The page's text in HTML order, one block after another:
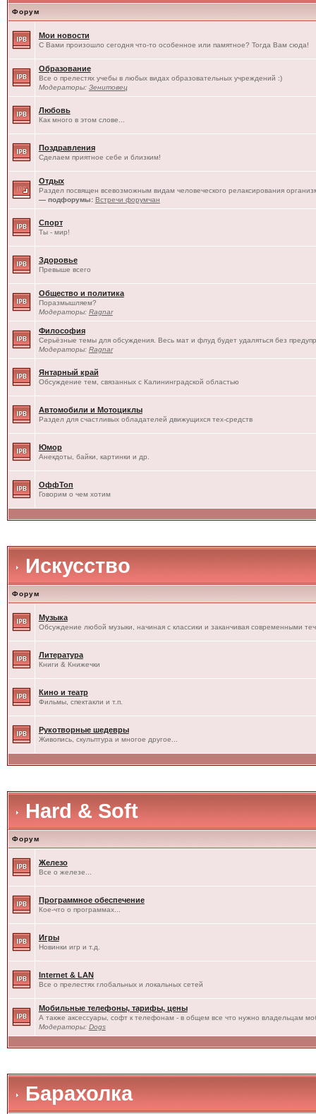
Форум
Мои новости
С Вами произошло сегодня что-то особенное или памятное? Тогда Вам сюда!
Образование
Все о прелестях учебы в любых видах образовательных учреждений :)
Модераторы: Зенитовец
Любовь
Как много в этом слове...
Поздравления
Сделаем приятное себе и близким!
Отдых
Раздел посвящен всевозможным видам человеческого релаксирования
— подфорумы: Встречи форумчан
Спорт
Ты - мир!
Здоровье
Превыше всего
Общество и политика
Поразмышляем?
Модераторы: Ragnar
Философия
Серьёзные темы для обсуждения. Весь мат и флуд будет удаляться без
Модераторы: Ragnar
Янтарный край
Обсуждение тем, связанных с Калининградской областью
Автомобили и Мотоциклы
Раздел для счастливых обладателей движущихся тех-средств
Юмор
Анекдоты, байки, картинки и др.
ОффТоп
Говорим о чем хотим
Искусство
Форум
Музыка
Обсуждение любой музыки, начиная с классики и заканчивая современными
Литература
Книги & Книжечки
Кино и театр
Фильмы, спектакли и т.п.
Рукотворные шедевры
Живопись, скульптура и многое другое...
Hard & Soft
Форум
Железо
Все о железе...
Программное обеспечение
Кое-что о программах...
Игры
Новинки игр и т.д.
Internet & LAN
Все о прелестях глобальных и локальных сетей
Мобильные телефоны, тарифы, цены
А также аксессуары, софт к телефонам - в общем все что нужно владельцам
Модераторы: Dogs
Барахолка